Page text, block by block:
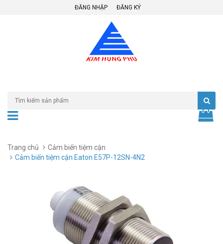
ĐĂNG NHẬP ĐĂNG KÝ
Trang chủ
Cảm biến tiệm cận
Cảm biến tiệm cận Eaton E57P-12SN-4N2